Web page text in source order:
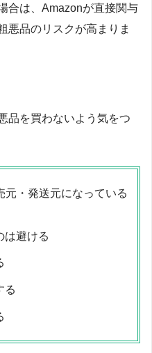
合は、Amazonが直接関与
悪品のリスクが高まりま
品を買わないよう気をつ
元・発送元になっている
は避ける
る